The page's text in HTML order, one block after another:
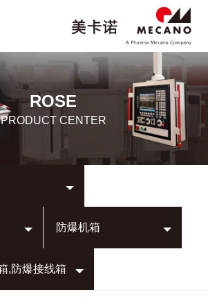
ROSE
PRODUCT CENTER
防爆机箱
,防爆接线箱